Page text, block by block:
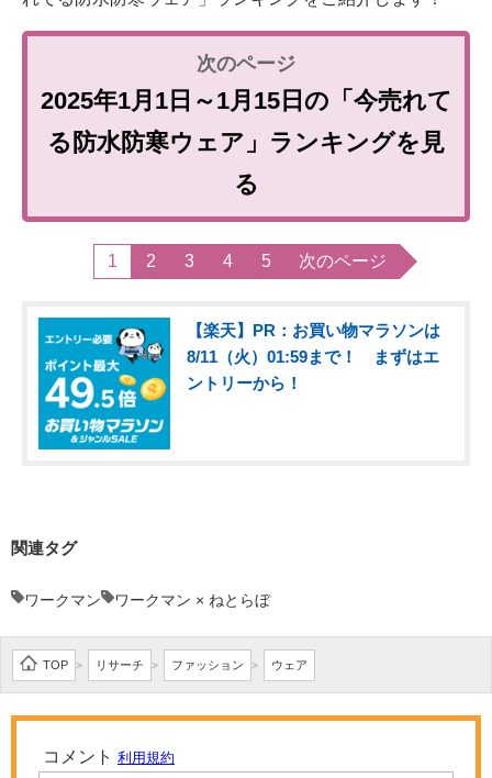
2025年1月1日～1月15日の「今売れて
る防水防寒ウェア」ランキングを見
る
1 2 3 4 5 次のページ
【楽天】PR：お買い物マラソンは
8/11（火）01:59まで！ まずはエ
ントリーから！
関連タグ
ワークマン ワークマン × ねとらぼ
TOP > リサーチ > ファッション > ウェア